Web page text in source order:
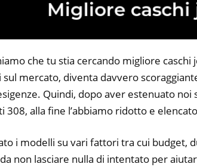
che tu stia cercando migliore
mercato, diventa davvero
Quindi, dopo aver estenuato
alla fine l’abbiamo ridotto e
i modelli su vari fattori tra cui budget,
non lasciare nulla di intentato per